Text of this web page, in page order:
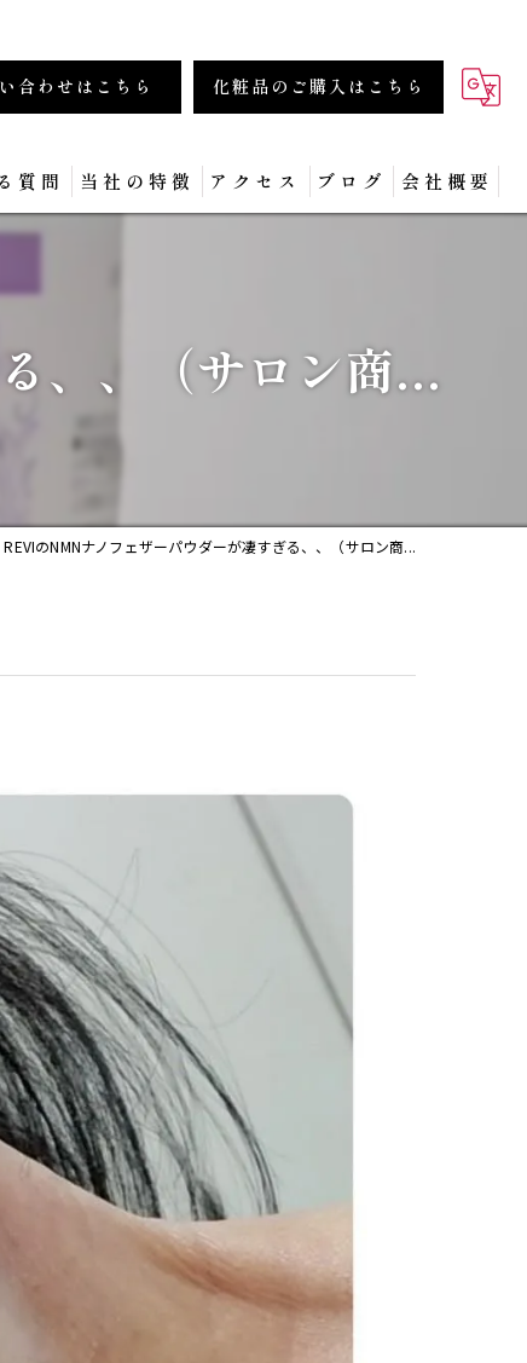
合わせはこちら 化粧品のご購入はこちら
質問 当社の特徴
フェイシャル
アクセス ブログ 会社概要
、、（サロン商...
REVIのNMNナノフェザーパウダーが凄すぎる、、（サロン商...